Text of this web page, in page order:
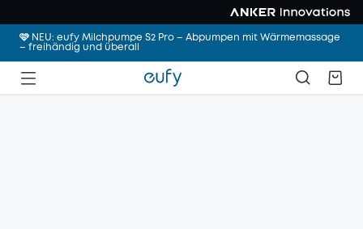
🩷 NEU: eufy Milchpumpe S2 Pro – Abpumpen mit Wärmemassage
– freihändig und überall